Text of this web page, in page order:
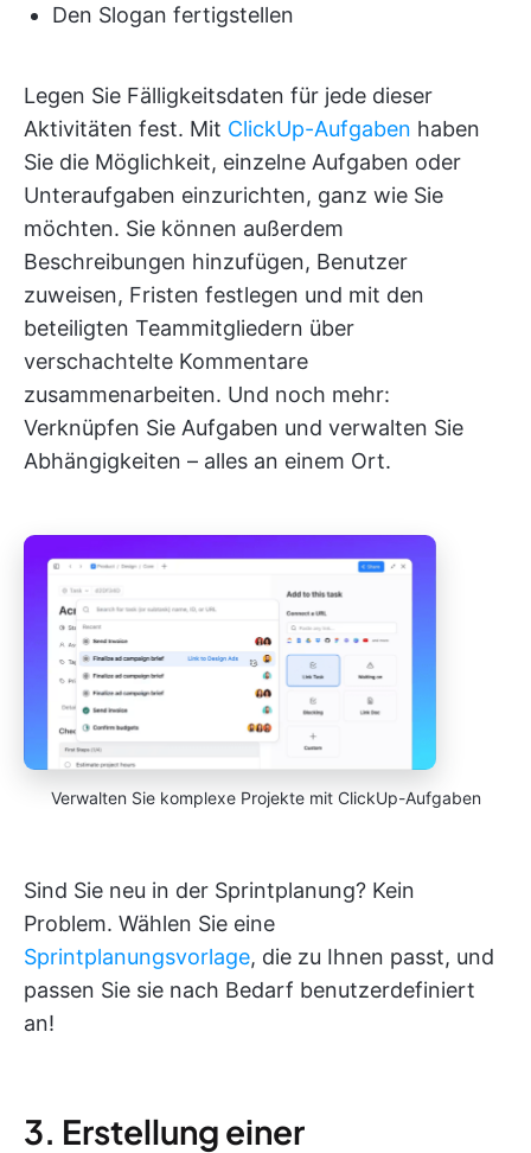
Den Slogan fertigstellen
Legen Sie Fälligkeitsdaten für jede dieser
Aktivitäten fest. Mit ClickUp-Aufgaben haben
Sie die Möglichkeit, einzelne Aufgaben oder
Unteraufgaben einzurichten, ganz wie Sie
möchten. Sie können außerdem
Beschreibungen hinzufügen, Benutzer
zuweisen, Fristen festlegen und mit den
beteiligten Teammitgliedern über
verschachtelte Kommentare
zusammenarbeiten. Und noch mehr:
Verknüpfen Sie Aufgaben und verwalten Sie
Abhängigkeiten – alles an einem Ort.
Verwalten Sie komplexe Projekte mit ClickUp-Aufgaben
Sind Sie neu in der Sprintplanung? Kein
Problem. Wählen Sie eine
Sprintplanungsvorlage, die zu Ihnen passt, und
passen Sie sie nach Bedarf benutzerdefiniert
an!
3. Erstellung einer